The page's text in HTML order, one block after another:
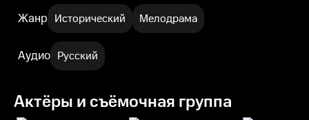
Жанр Исторический Мелодрама
Аудио Русский
Актёры и съёмочная группа